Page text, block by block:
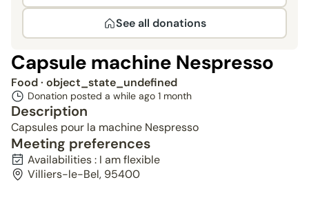
See all donations
Capsule machine Nespresso
Food· object_state_undefined
Donation posted a while ago 1 month
Description
Capsules pour la machine Nespresso
Meeting preferences
Availabilities : I am flexible
Villiers-le-Bel, 95400